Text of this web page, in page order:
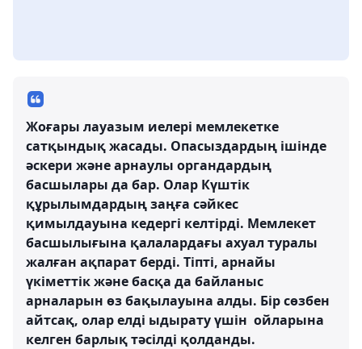
Жоғары лауазым иелері мемлекетке
сатқындық жасады. Опасыздардың ішінде
әскери және арнаулы органдардың
басшылары да бар. Олар Күштік
құрылымдардың заңға сәйкес
қимылдауына кедергі келтірді. Мемлекет
басшылығына қалалардағы ахуал туралы
жалған ақпарат берді. Тіпті, арнайы
үкіметтік және басқа да байланыс
арналарын өз бақылауына алды. Бір сөзбен
айтсақ, олар елді ыдырату үшін ойларына
келген барлық тәсілді қолданды.